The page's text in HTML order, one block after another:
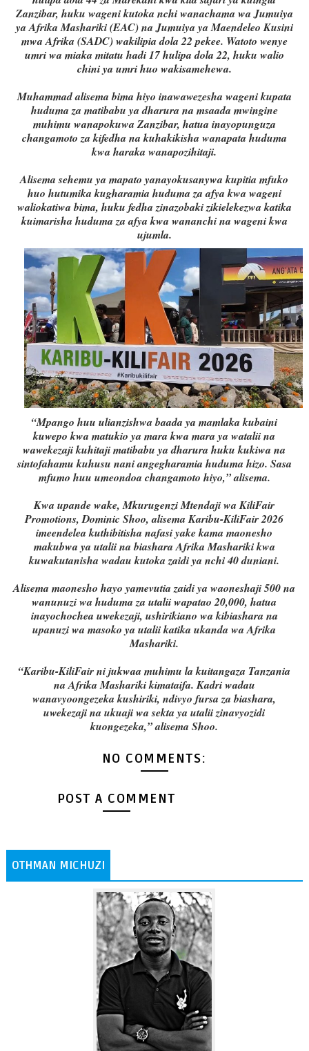
Zanzibar, huku wageni kutoka nchi wanachama wa Jumuiya
ya Afrika Mashariki (EAC) na Jumuiya ya Maendeleo Kusini
mwa Afrika (SADC) wakilipia dola 22 pekee. Watoto wenye
umri wa miaka mitatu hadi 17 hulipa dola 22, huku walio
chini ya umri huo wakisamehewa.
Muhammad alisema bima hiyo inawawezesha wageni kupata
huduma za matibabu ya dharura na msaada mwingine
muhimu wanapokuwa Zanzibar, hatua inayopunguza
changamoto za kifedha na kuhakikisha wanapata huduma
kwa haraka wanapozihitaji.
Alisema sehemu ya mapato yanayokusanywa kupitia mfuko
huo hutumika kugharamia huduma za afya kwa wageni
waliokatiwa bima, huku fedha zinazobaki zikielekezwa katika
kuimarisha huduma za afya kwa wananchi na wageni kwa
ujumla.
“Mpango huu ulianzishwa baada ya mamlaka kubaini
kuwepo kwa matukio ya mara kwa mara ya watalii na
wawekezaji kuhitaji matibabu ya dharura huku kukiwa na
sintofahamu kuhusu nani angegharamia huduma hizo. Sasa
mfumo huu umeondoa changamoto hiyo,” alisema.
Kwa upande wake, Mkurugenzi Mtendaji wa KiliFair
Promotions, Dominic Shoo, alisema Karibu-KiliFair 2026
imeendelea kuthibitisha nafasi yake kama maonesho
makubwa ya utalii na biashara Afrika Mashariki kwa
kuwakutanisha wadau kutoka zaidi ya nchi 40 duniani.
Alisema maonesho hayo yamevutia zaidi ya waoneshaji 500 na
wanunuzi wa huduma za utalii wapatao 20,000, hatua
inayochochea uwekezaji, ushirikiano wa kibiashara na
upanuzi wa masoko ya utalii katika ukanda wa Afrika
Mashariki.
“Karibu-KiliFair ni jukwaa muhimu la kuitangaza Tanzania
na Afrika Mashariki kimataifa. Kadri wadau
wanavyoongezeka kushiriki, ndivyo fursa za biashara,
uwekezaji na ukuaji wa sekta ya utalii zinavyozidi
kuongezeka,” alisema Shoo.
NO COMMENTS:
POST A COMMENT
OTHMAN MICHUZI